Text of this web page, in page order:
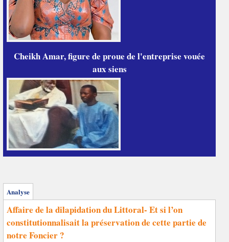
Cheikh Amar, figure de proue de l'entreprise vouée
aux siens
Analyse
Affaire de la dilapidation du Littoral- Et si l’on
constitutionnalisait la préservation de cette partie de
notre Foncier ?